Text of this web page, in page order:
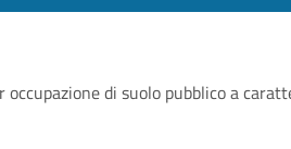
di suolo pubblico a